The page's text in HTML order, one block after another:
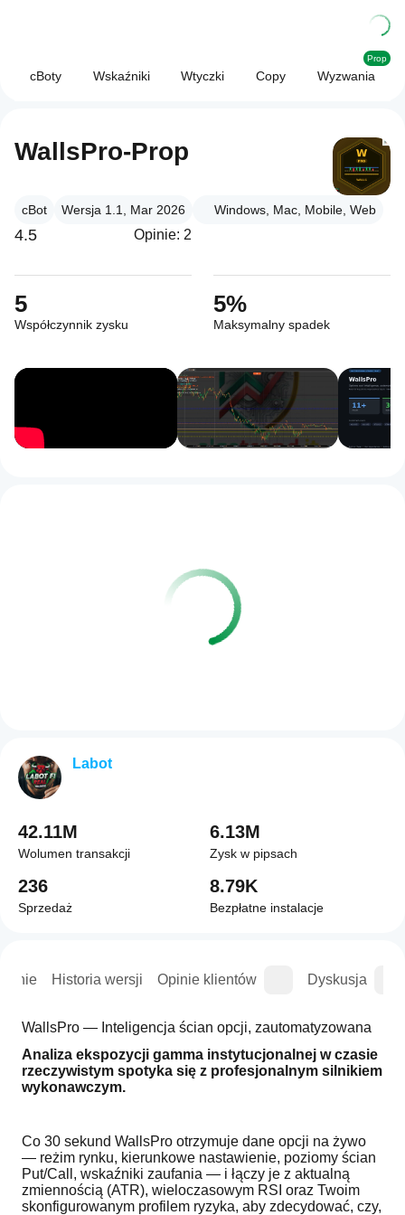
cBoty Wskaźniki Wtyczki Copy Wyzwania
Prop
WallsPro-Prop
cBot Wersja 1.1, Mar 2026 Windows, Mac, Mobile, Web
4.5 Opinie: 2
5
Współczynnik zysku
5%
Maksymalny spadek
Historia wersji Opinie klientów Dyskusja
WallsPro — Inteligencja ścian opcji, zautomatyzowana
Analiza ekspozycji gamma instytucjonalnej w czasie
rzeczywistym spotyka się z profesjonalnym silnikiem
wykonawczym.
Co 30 sekund WallsPro otrzymuje dane opcji na żywo
— reżim rynku, kierunkowe nastawienie, poziomy ścian
Put/Call, wskaźniki zaufania — i łączy je z aktualną
zmiennością (ATR), wieloczasowym RSI oraz Twoim
skonfigurowanym profilem ryzyka, aby zdecydować, czy,
Labot
42.11M
Wolumen transakcji
6.13M
Zysk w pipsach
236
Sprzedaż
8.79K
Bezpłatne instalacje